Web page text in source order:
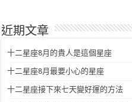
近期文章
十二星座8月的貴人是這個星座
十二星座8月最要小心的星座
十二星座接下來七天變好運的方法